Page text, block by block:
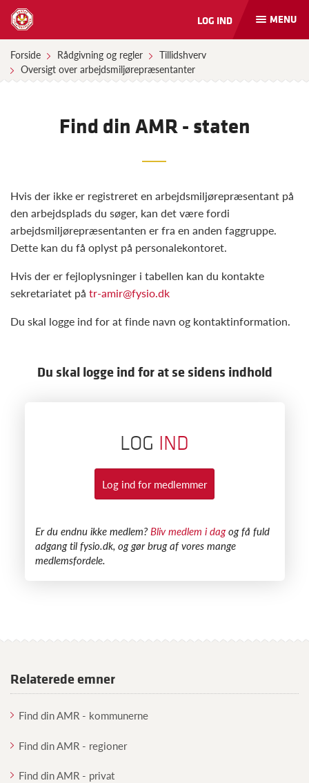
Åbn
og
MENU
LOG IND
Forside Rådgivning og regler
Tillidshverv
Oversigt over arbejdsmiljørepræsentanter
Find din AMR - staten
Hvis der ikke er registreret en arbejdsmiljørepræsentant på
den arbejdsplads du søger, kan det være fordi
arbejdsmiljørepræsentanten er fra en anden faggruppe.
Dette kan du få oplyst på personalekontoret.
Hvis der er fejloplysninger i tabellen kan du kontakte
sekretariatet på tr-amir@fysio.dk
Du skal logge ind for at finde navn og kontaktinformation.
Du skal logge ind for at se sidens indhold
LOG IND
Log ind for medlemmer
​Er du endnu ikke medlem? Bliv medlem i dagog få fuld
adgang til fysio.dk, og gør brug af vores mange
medlemsfordele.
Relaterede emner
Find din AMR - kommunerne
Find din AMR - regioner
Find din AMR - privat